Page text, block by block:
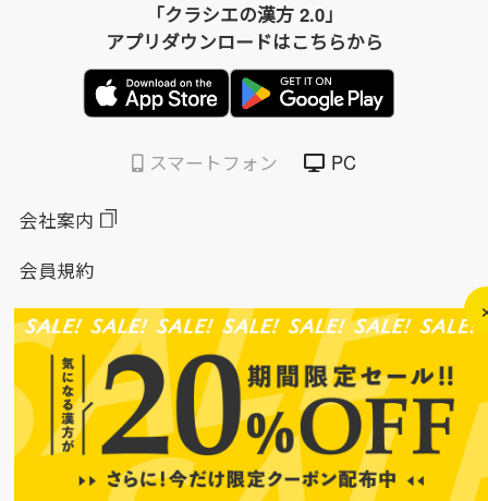
「クラシエの漢方 2.0」
アプリダウンロードはこちらから
スマートフォン PC
会社案内
会員規約
個人情報保護方針
特定商取引法に基づく表示
このサイトについて
ソーシャルメディアポリシー